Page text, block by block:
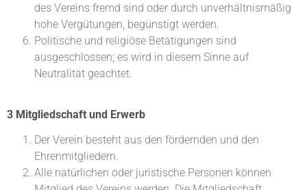
des Vereins fremd sind oder durch unverhältnismäßig
hohe Vergütungen, begünstigt werden.
Politische und religiöse Betätigungen sind
ausgeschlossen; es wird in diesem Sinne auf
Neutralität geachtet.
3 Mitgliedschaft und Erwerb
Der Verein besteht aus den fördernden und den
Ehrenmitgliedern.
Alle natürlichen oder juristische Personen können